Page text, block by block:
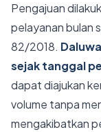
Pengajuan
pelayanan bulan
82/2018.
sejak tanggal
dapat diajukan
volume tanpa
mengakibatkan